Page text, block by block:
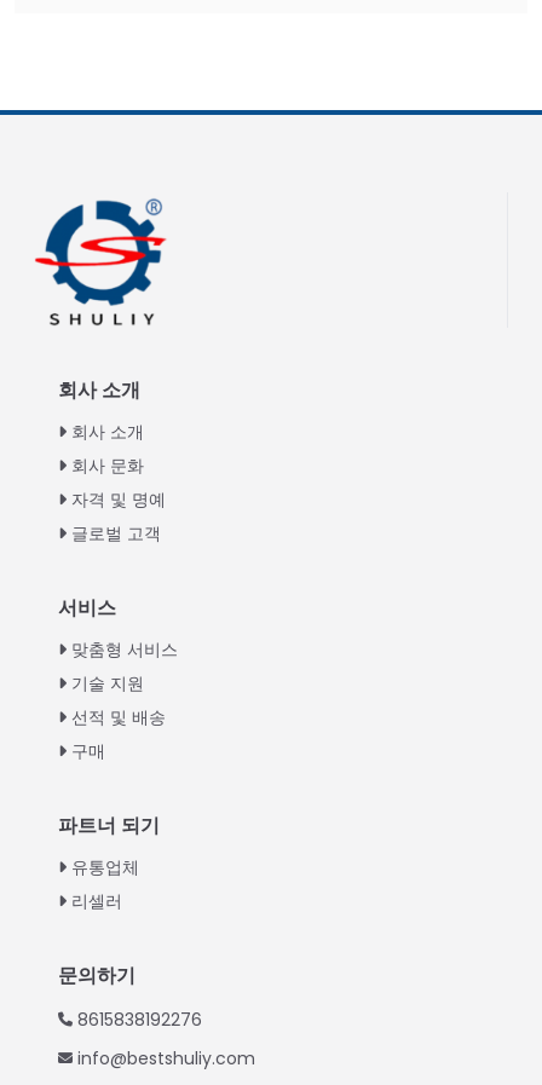
회사 소개
회사 소개
회사 문화
자격 및 명예
글로벌 고객
서비스
맞춤형 서비스
기술 지원
선적 및 배송
구매
파트너 되기
유통업체
리셀러
문의하기
8615838192276
info@bestshuliy.com
Vietnamese
Thai
Turkish
Swahili
Urdu
Greek
Italian